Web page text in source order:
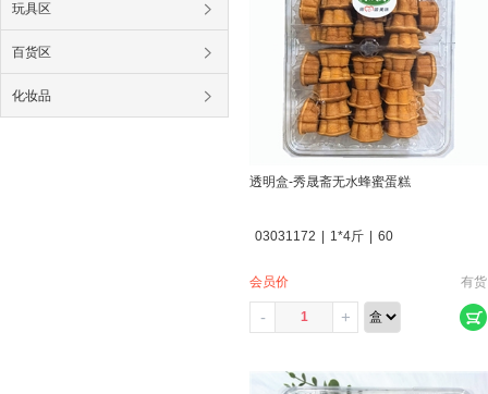
玩具区
百货区
化妆品
透明盒-秀晟斋无水蜂蜜蛋糕
03031172 | 1*4斤 | 60
会员价 有货
- +